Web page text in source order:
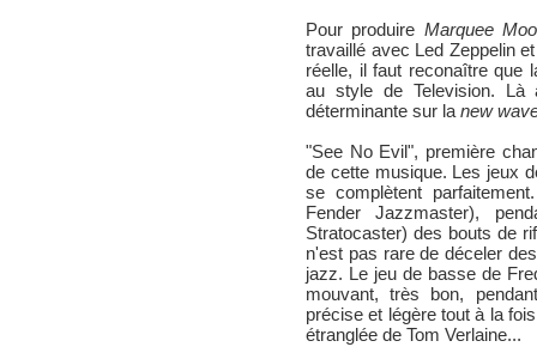
Pour produire Marquee
travaillé avec Led Zeppelin
réelle, il faut reconaître que
au style de Television. Là
déterminante sur la new
"See No Evil", première
de cette musique. Les jeux
se complètent
Fender Jazzmaster),
Stratocaster) des bouts de
n'est pas rare de déceler
jazz. Le jeu de basse de
mouvant, très bon,
précise et légère tout à la
étranglée de Tom Verlaine...